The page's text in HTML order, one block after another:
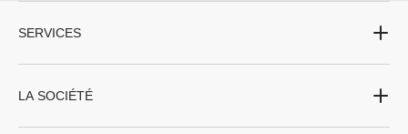
SERVICES
LA SOCIÉTÉ